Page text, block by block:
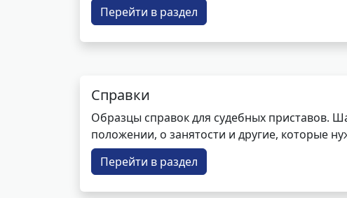
Перейти в раздел
Справки
Образцы справок для судебных приставов.
положении, о занятости и другие, которые
Перейти в раздел